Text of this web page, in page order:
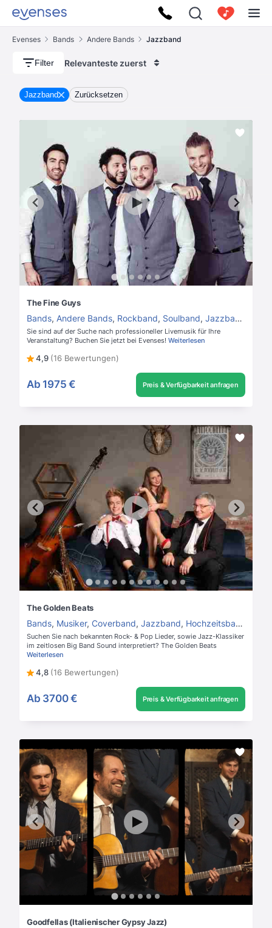
Evenses Bands Andere Bands Jazzband
Filter Relevanteste zuerst
Jazzband Zurücksetzen
The Fine Guys
Bands, Andere Bands, Rockband, Soulband, Jazzband
Sie sind auf der Suche nach professioneller Livemusik für Ihre
Veranstaltung? Buchen Sie jetzt bei Evenses! Weiterlesen
4,9 (16 Bewertungen)
Ab 1975 € Preis & Verfügbarkeit anfragen
The Golden Beats
Bands, Musiker, Coverband, Jazzband, Hochzeitsband
Suchen Sie nach bekannten Rock- & Pop Lieder, sowie Jazz-Klassiker
im zeitlosen Big Band Sound interpretiert? The Golden Beats
Weiterlesen
4,8 (16 Bewertungen)
Ab 3700 € Preis & Verfügbarkeit anfragen
Goodfellas (Italienischer Gypsy Jazz)